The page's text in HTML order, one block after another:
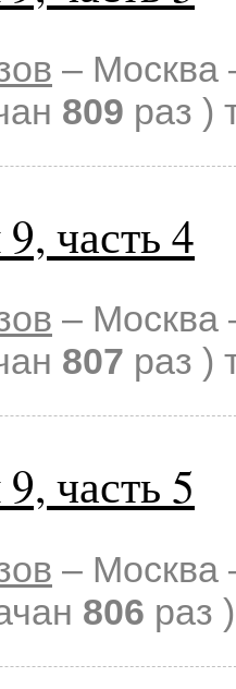
– Москва
809 раз )
часть 4
– Москва
807 раз )
часть 5
– Москва
806 раз )